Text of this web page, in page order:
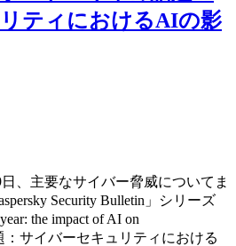
ティにおけるAIの影
、主要なサイバー脅威についてま
Security Bulletin」シリーズ
the impact of AI on
：サイバーセキュリティにおける